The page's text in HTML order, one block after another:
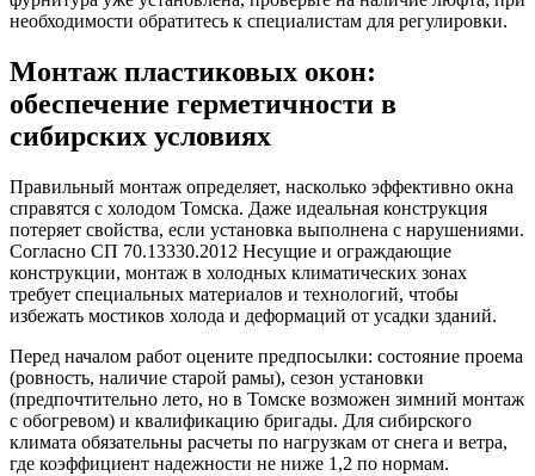
необходимости обратитесь к специалистам для регулировки.
Монтаж пластиковых окон:
обеспечение герметичности в
сибирских условиях
Правильный монтаж определяет, насколько эффективно окна
справятся с холодом Томска. Даже идеальная конструкция
потеряет свойства, если установка выполнена с нарушениями.
Согласно СП 70.13330.2012 Несущие и ограждающие
конструкции, монтаж в холодных климатических зонах
требует специальных материалов и технологий, чтобы
избежать мостиков холода и деформаций от усадки зданий.
Перед началом работ оцените предпосылки: состояние проема
(ровность, наличие старой рамы), сезон установки
(предпочтительно лето, но в Томске возможен зимний монтаж
с обогревом) и квалификацию бригады. Для сибирского
климата обязательны расчеты по нагрузкам от снега и ветра,
где коэффициент надежности не ниже 1,2 по нормам.